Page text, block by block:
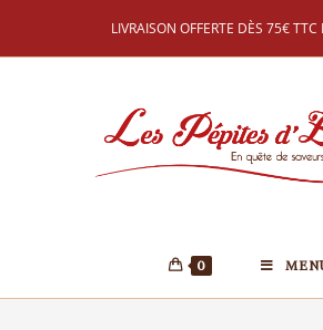
LIVRAISON OFFERTE DÈS 75€
0